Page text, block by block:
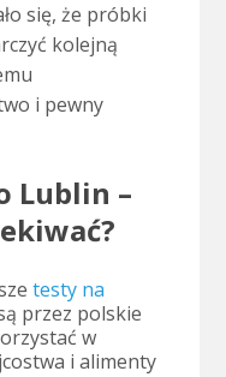
się, że próbki
kolejną
i pewny
Lublin –
testy na
przez polskie
w
i alimenty